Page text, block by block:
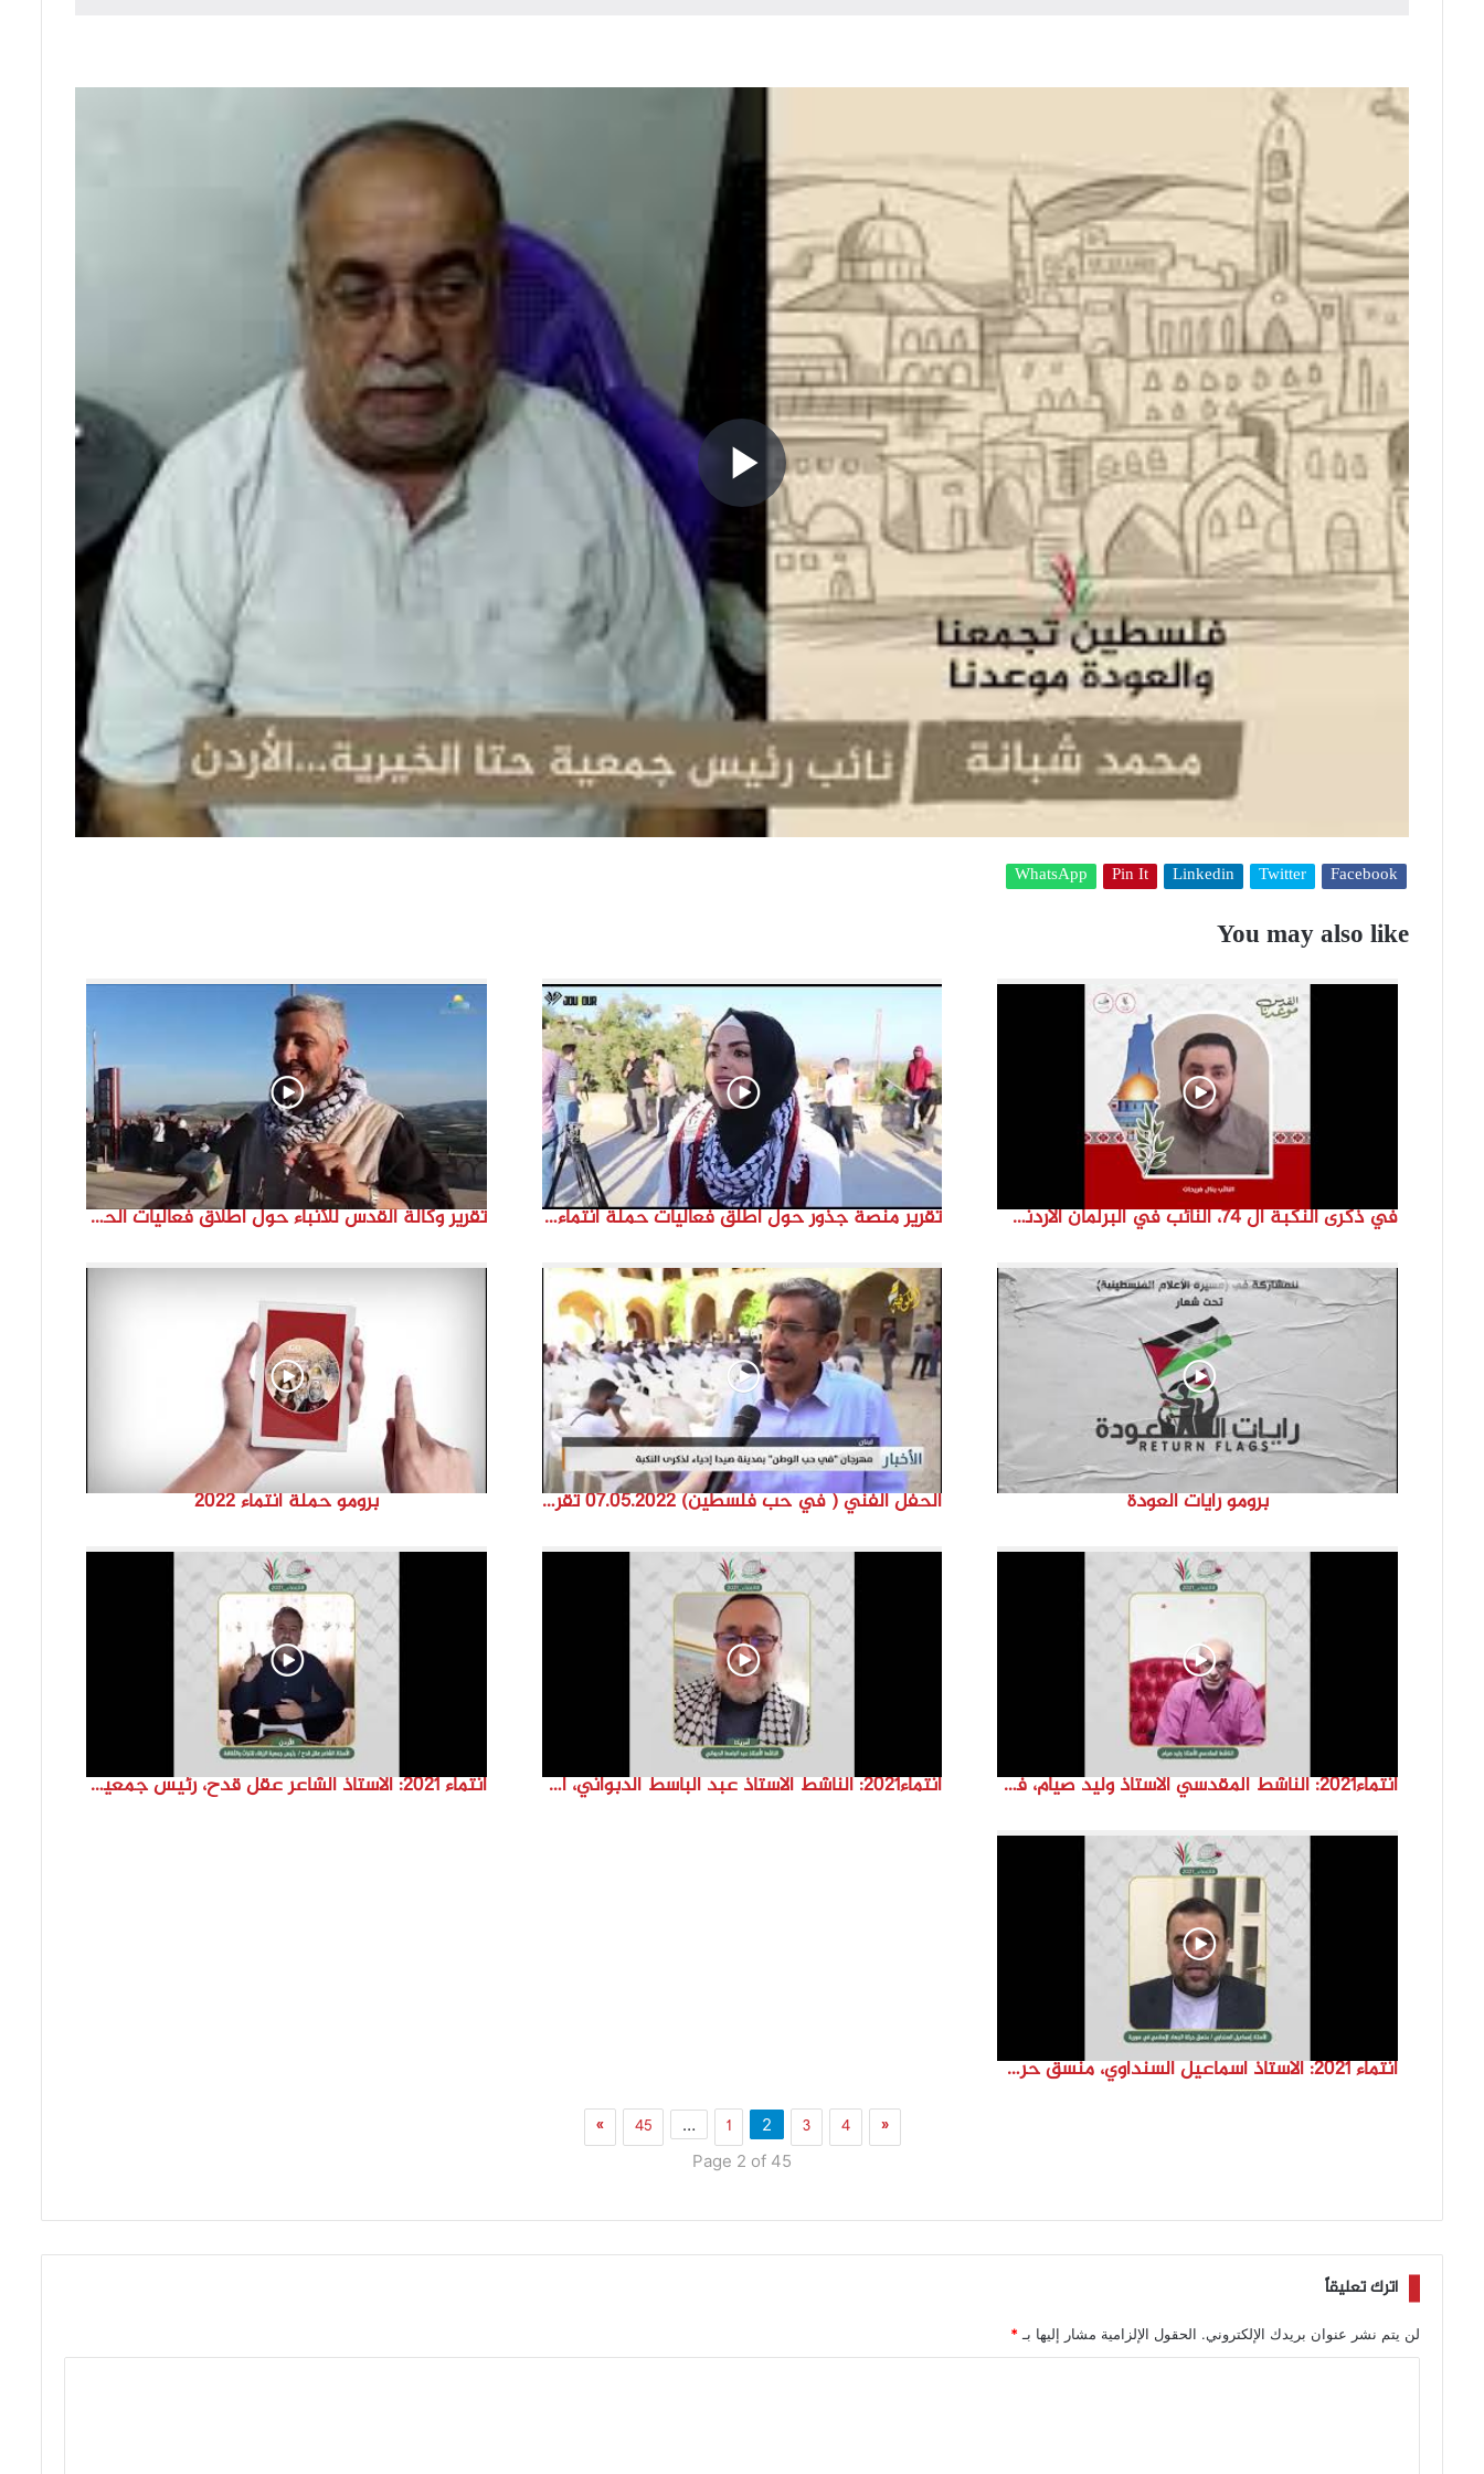
P
l
a
y
d
e
o
Facebook
Twitter
Linkedin
Pin It
WhatsApp
You may also like
في ذكرى النكبة ال 74، النائب في البرلمان الأردني ينال فرحات تقرير منصة جذور حول اطلق فعاليات حملة انتماء2022 من مارون الراس تقرير وكالة القدس للأنباء حول اطلاق فعاليات الحملة الدولية للحفاظ على الهوية الفلسطينية ” انتماء”
برومو رايات العودة الحفل الفني ( في حب فلسطين) 07.05.2022 تقرير سنى حمود برومو حملة انتماء 2022
انتماء2021: الناشط المقدسي الاستاذ وليد صيام، فلسطين انتماء2021: الناشط الاستاذ عبد الباسط الدبواني، أمريكا انتماء 2021: الاستاذ الشاعر عقل قدح، رئيس جمعية الزرقاء للتراث والثقافة، الاردن
انتماء 2021: الاستاذ اسماعيل السنداوي، منسق حركة الجهاد الاسلامي في سوريا
«
1 2 3 4
…
45
»
Page 2 of 45
اترك تعليقاً
لن يتم نشر عنوان بريدك الإلكتروني. الحقول الإلزامية مشار إليها بـ *